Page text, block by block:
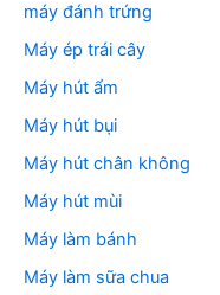
máy đánh trứng
Máy ép trái cây
Máy hút ẩm
Máy hút bụi
Máy hút chân không
Máy hút mùi
Máy làm bánh
Máy làm sữa chua